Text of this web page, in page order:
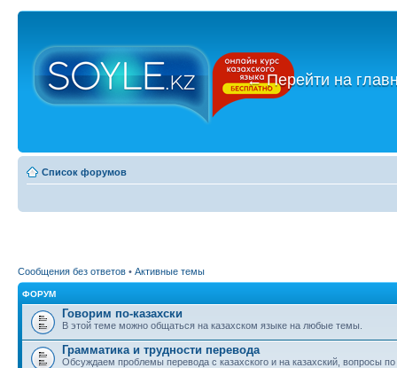
←Перейти на
Список форумов
Сообщения без ответов • Активные темы
ФОРУМ
Говорим по-казахски
В этой теме можно общаться на казахском языке на любые темы.
Грамматика и трудности перевода
Обсуждаем проблемы перевода с казахского и на казахский, вопросы